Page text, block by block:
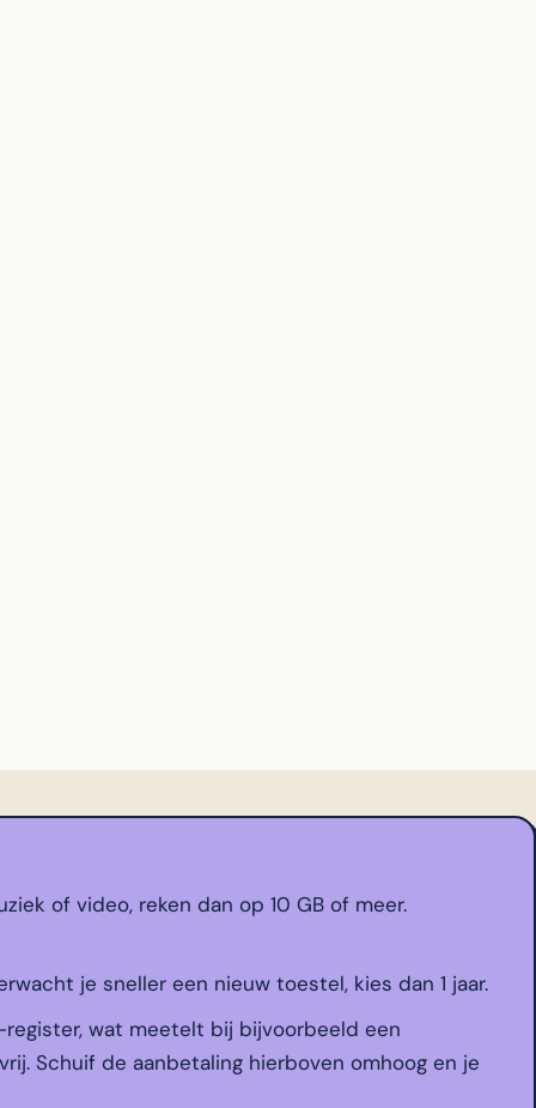
of video, reken dan op 10 GB of meer.
je sneller een nieuw toestel, kies dan 1 jaar.
wat meetelt bij bijvoorbeeld een
Schuif de aanbetaling hierboven omhoog en je